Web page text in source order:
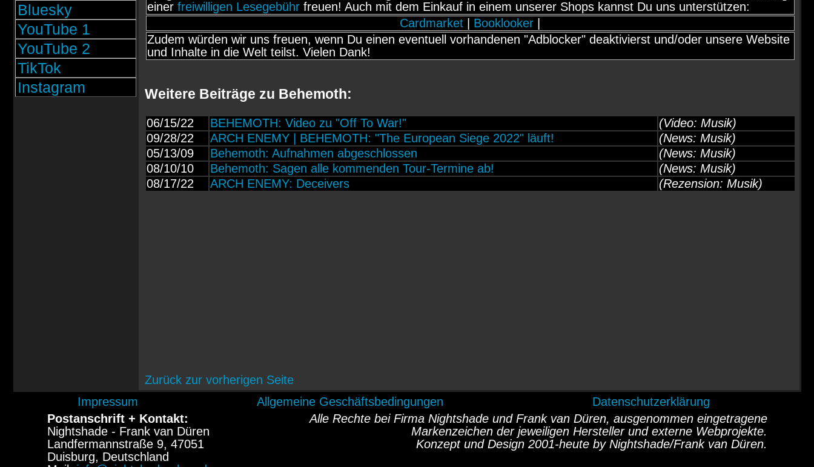
Bluesky
YouTube 1
YouTube 2
TikTok
Instagram
einer freiwilligen Lesegebührfreuen! Auch mit dem Einkauf in einem unserer Shops kannst Du uns unterstützen:
Cardmarket
Booklooker
Zudem würden wir uns freuen, wenn Du einen eventuell vorhandenen "Adblocker" deaktivierst und/oder unsere Website
und Inhalte in die Welt teilst. Vielen Dank!
Weitere Beiträge zu Behemoth:
06/15/22 BEHEMOTH: Video zu "Off To War!"
(Video: Musik)
09/28/22
ARCH ENEMY | BEHEMOTH: "The European Siege 2022" läuft!
(News: Musik)
05/13/09
Behemoth: Aufnahmen abgeschlossen
(News: Musik)
08/10/10
Behemoth: Sagen alle kommenden Tour-Termine ab!
(News: Musik)
08/17/22
ARCH ENEMY: Deceivers (Rezension: Musik)
Zurück zur vorherigen Seite
Impressum
Allgemeine Geschäftsbedingungen
Datenschutzerklärung
Postanschrift + Kontakt:
Nightshade - Frank van Düren
Landfermannstraße 9, 47051
Duisburg, Deutschland
Alle Rechte bei Firma Nightshade und Frank van Düren, ausgenommen eingetragene
Markenzeichen der jeweiligen Hersteller und externe Webprojekte.
Konzept und Design 2001-heute by Nightshade/Frank van Düren.